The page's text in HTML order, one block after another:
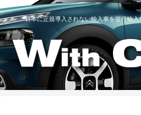
日本に正規導入されない輸入車を並行輸